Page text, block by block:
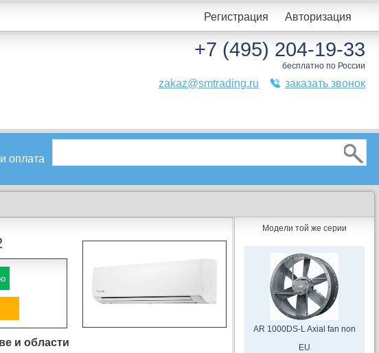
Регистрация Авторизация
+7 (495) 204-19-33
бесплатно по России
zakaz@smtrading.ru заказать звонок
оплата
и области
Модели той же серии
AR 1000DS-L Axial fan non
EU